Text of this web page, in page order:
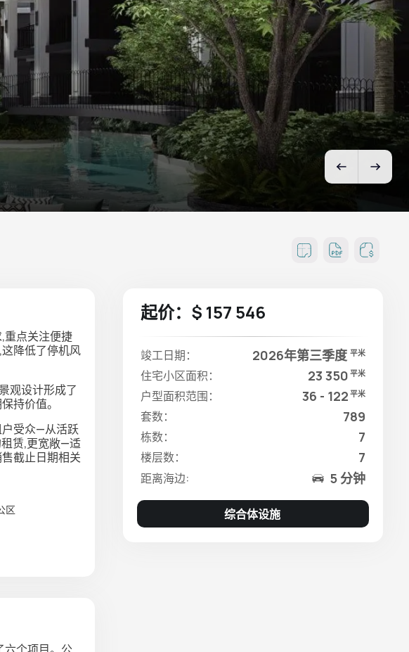
重点关注便捷
降低了停机风
观设计形成了
持价值。
户受众—从活跃
赁,更宽敞—适
截止日期相关
区
六个项目。公
起价：$ 157 546
竣工日期： 2026年第三季度 平米
住宅小区面积： 23 350 平米
户型面积范围： 36 - 122 平米
套数： 789
栋数： 7
楼层数： 7
距离海边: 5 分钟
综合体设施